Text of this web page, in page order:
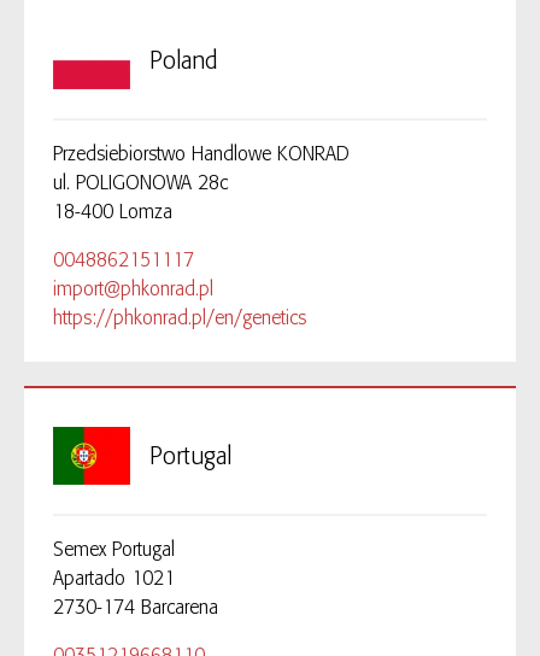
Poland
Przedsiebiorstwo Handlowe KONRAD
ul. POLIGONOWA 28c
18-400 Lomza
0048862151117
import@phkonrad.pl
https://phkonrad.pl/en/genetics
Portugal
Semex Portugal
Apartado 1021
2730-174 Barcarena